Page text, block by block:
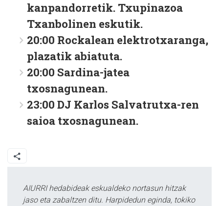
kanpandorretik. Txupinazoa
Txanbolinen eskutik.
20:00 Rockalean elektrotxaranga,
plazatik abiatuta.
20:00 Sardina-jatea
txosnagunean.
23:00 DJ Karlos Salvatrutxa-ren
saioa txosnagunean.
AIURRI hedabideak eskualdeko nortasun hitzak
jaso eta zabaltzen ditu. Harpidedun eginda, tokiko